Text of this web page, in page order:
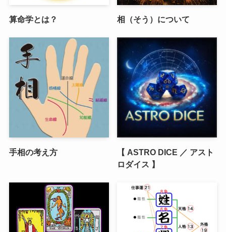
算命学とは？ 相（そう）について
手相の考え方
【 ASTRO DICE ／ アスト
ロダイス 】